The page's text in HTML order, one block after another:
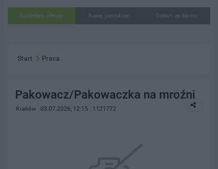
Sprzedam, oferuję Kupię, poszukuję Oddam za darmo
Start Praca
Pakowacz/Pakowaczka na mroźni
Kraków 03.07.2026, 12:15 1121772